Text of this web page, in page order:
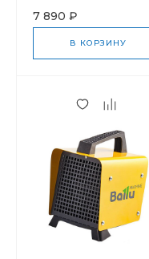
7 890 ₽
В КОРЗИНУ